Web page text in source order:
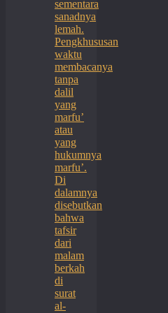
sementara
sanadnya
lemah.
Pengkhususan
waktu
membacanya
tanpa
dalil
yang
marfu’
atau
yang
hukumnya
marfu’.
Di
dalamnya
disebutkan
bahwa
tafsir
dari
malam
berkah
di
surat
al-